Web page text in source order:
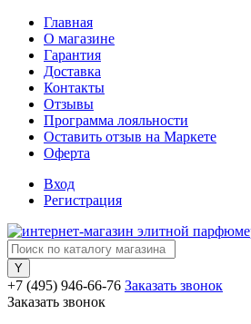
Главная
О магазине
Гарантия
Доставка
Контакты
Отзывы
Программа лояльности
Оставить отзыв на Маркете
Оферта
Вход
Регистрация
+7 (495) 946-66-76 Заказать звонок
Заказать звонок